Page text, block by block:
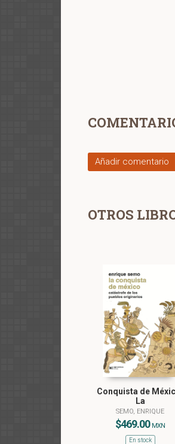
Añadir comentario
OTROS
Conquista de
La
SEMO, ENRIQUE
$469.00 MXN
En stock